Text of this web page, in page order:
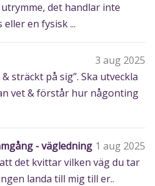
det handlar inte
en fysisk ...
3 aug 2025
sträckt på sig”. Ska utveckla
vet & förstår hur någonting
- vägledning 1 aug 2025
det kvittar vilken väg du tar
landa till mig till er..